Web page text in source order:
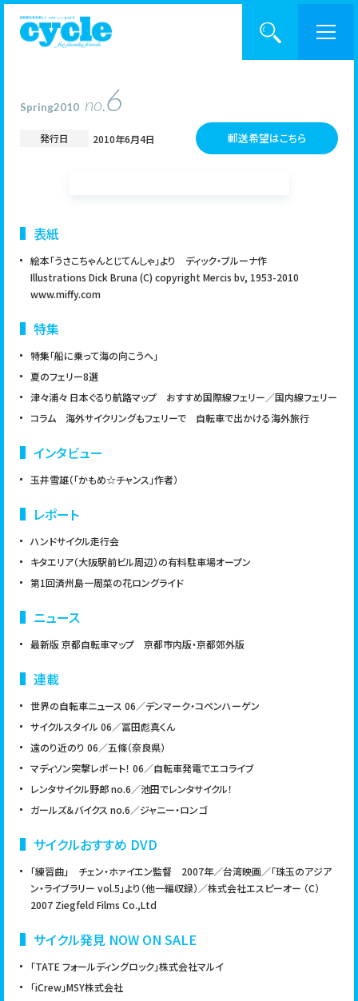
cycleとは？
入手方法
cycleをご活用したい方へ
BACK NUMBER
KEYWORD
TIPS アウトドア
ライフスタイル
子ども 文系 映画 雑学
Spring2010 no.6
発行日 2010年6月4日 郵送希望はこちら
表紙
絵本「うさこちゃんとじてんしゃ」より ディック・ブルーナ作
Illustrations Dick Bruna (C) copyright Mercis bv, 1953-2010
www.miffy.com
特集
特集「船に乗って海の向こうへ」
夏のフェリー8選
津々浦々 日本ぐるり航路マップ おすすめ国際線フェリー／国内線フェリー
コラム 海外サイクリングもフェリーで 自転車で出かける海外旅行
インタビュー
玉井雪雄（「かもめ☆チャンス」作者）
レポート
ハンドサイクル走行会
キタエリア（大阪駅前ビル周辺）の有料駐車場オープン
第1回済州島一周菜の花ロングライド
ニュース
最新版 京都自転車マップ 京都市内版・京都郊外版
連載
世界の自転車ニュース 06／デンマーク・コペンハーゲン
サイクルスタイル 06／冨田彪真くん
遠のり近のり 06／五條（奈良県）
マディソン突撃レポート！ 06／自転車発電でエコライブ
レンタサイクル野郎 no.6／池田でレンタサイクル！
ガールズ＆バイクス no.6／ジャニー・ロンゴ
サイクルおすすめ DVD
「練習曲」 チェン・ホァイエン監督 2007年／台湾映画／「珠玉のアジア
ン・ライブラリー vol.5」より（他一編収録）／株式会社エスピーオー （C）
2007 Ziegfeld Films Co.,Ltd
サイクル発見 NOW ON SALE
「TATE フォールディングロック」株式会社マルイ
「iCrew」MSY株式会社